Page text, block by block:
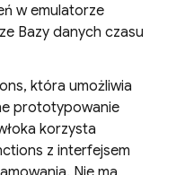
w emulatorze
Bazy danych czasu
która umożliwia
prototypowanie
korzysta
z interfejsem